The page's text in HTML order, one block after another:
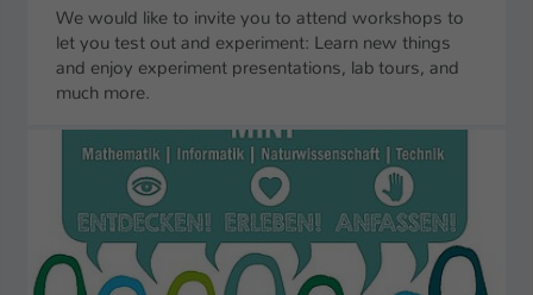
We would like to invite you to attend workshops to
let you test out and experiment: Learn new things
and enjoy experiment presentations, lab tours, and
much more.
Name be_typo_user
Anbieter
Laufzeit 1 Tag
Zweck
Dieser Cookie teilt der Webseite mit, ob
ein Besucher im Typo3-Backend
angemeldet ist und Rechte besitzt diese
zu verwalten.